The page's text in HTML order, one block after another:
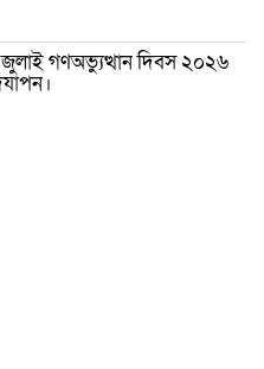
গণঅভ্যুত্থান দিবস ২০২৬